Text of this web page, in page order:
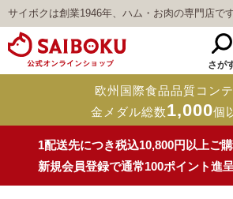
サイボクは創業1946年、ハム・お肉の専門店で
さが
欧州国際食品品質コン
金メダル総数1,000個
1配送先につき税込10,800円以上ご
新規会員登録で通常100ポイント進呈